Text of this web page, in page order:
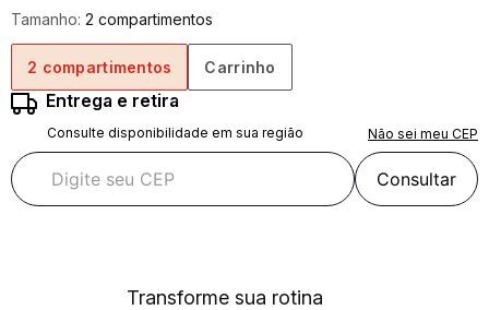
Tamanho: 2 compartimentos
2 compartimentos Carrinho
Entrega e retira
Consulte disponibilidade em sua região Não sei meu CEP
Consultar
Transforme sua rotina